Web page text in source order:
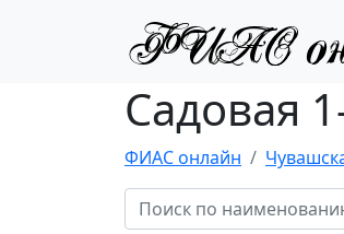
Садовая
ФИАС онлайн